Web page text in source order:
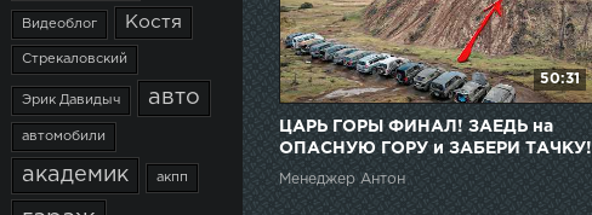
Видеоблог Костя
Стрекаловский
Эрик Давидыч авто
автомобили
академик акпп
50:31
ЦАРЬ ГОРЫ ФИНАЛ! ЗАЕДЬ на
ОПАСНУЮ ГОРУ и ЗАБЕРИ ТАЧКУ!
Менеджер Антон